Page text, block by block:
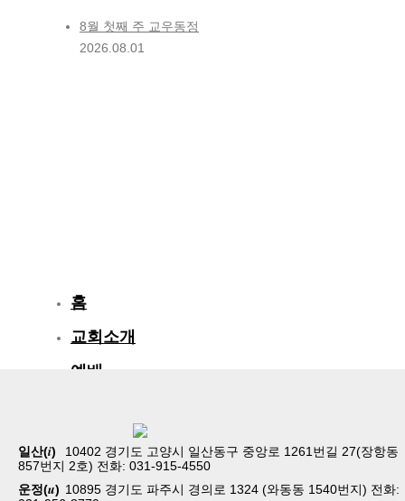
8월 첫째 주 교우동정
2026.08.01
일산(i)
10402 경기도 고양시 일산동구 중앙로 1261번길 27(장항동
857번지 2호) 전화: 031-915-4550
운정(u) 10895 경기도 파주시 경의로 1324 (와동동 1540번지) 전화:
홈
교회소개
예배
교육/양육
공동체